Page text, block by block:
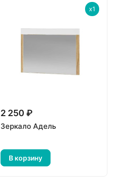
x1
2 250 ₽
Зеркало Адель
В корзину